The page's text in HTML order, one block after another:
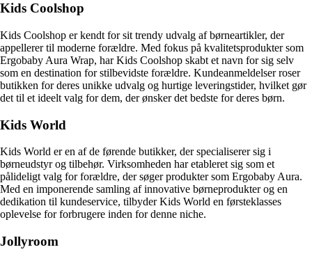
Kids Coolshop
Kids Coolshop er kendt for sit trendy udvalg af børneartikler, der
appellerer til moderne forældre. Med fokus på kvalitetsprodukter som
Ergobaby Aura Wrap, har Kids Coolshop skabt et navn for sig selv
som en destination for stilbevidste forældre. Kundeanmeldelser roser
butikken for deres unikke udvalg og hurtige leveringstider, hvilket gør
det til et ideelt valg for dem, der ønsker det bedste for deres børn.
Kids World
Kids World er en af de førende butikker, der specialiserer sig i
børneudstyr og tilbehør. Virksomheden har etableret sig som et
pålideligt valg for forældre, der søger produkter som Ergobaby Aura.
Med en imponerende samling af innovative børneprodukter og en
dedikation til kundeservice, tilbyder Kids World en førsteklasses
oplevelse for forbrugere inden for denne niche.
Jollyroom